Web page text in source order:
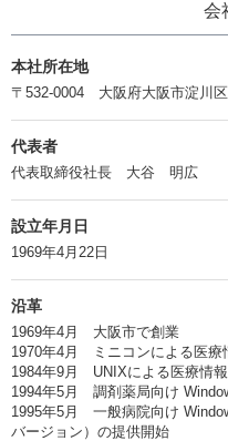
会
本社所在地
〒532-0004 大阪府大阪市淀川
代表者
代表取締役社長 大谷 明広
設立年月日
1969年4月22日
沿革
1969年4月 大阪市で創業
1970年4月 ミニコンによる医療
1984年9月 UNIXによる医療情
1994年5月 調剤薬局向け
1995年5月 一般病院向け
バージョン）の提供開始